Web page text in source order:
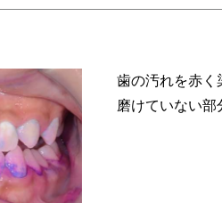
歯の汚れを赤く
磨けていない部